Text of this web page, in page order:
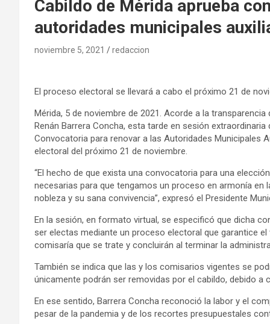
Cabildo de Mérida aprueba
autoridades municipales
noviembre 5, 2021 redaccion
El proceso electoral se llevará a cabo el próximo 21 de
Mérida, 5 de noviembre de 2021. Acorde a la
Renán Barrera Concha, esta tarde en sesión
Convocatoria para renovar a las Autoridades Municipales
electoral del próximo 21 de noviembre.
“El hecho de que exista una convocatoria para una
necesarias para que tengamos un proceso en armonía
nobleza y su sana convivencia”, expresó el Presidente
En la sesión, en formato virtual, se especificó que dicha
ser electas mediante un proceso electoral que garantice
comisaría que se trate y concluirán al terminar la
También se indica que las y los comisarios vigentes se
únicamente podrán ser removidas por el cabildo, debido
En ese sentido, Barrera Concha reconoció la labor y el
pesar de la pandemia y de los recortes presupuestales